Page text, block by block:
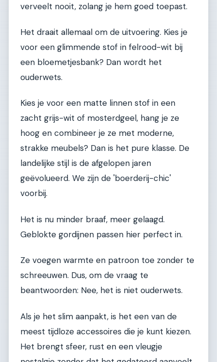
verveelt nooit, zolang je hem goed toepast.
Het draait allemaal om de uitvoering. Kies je
voor een glimmende stof in felrood-wit bij
een bloemetjesbank? Dan wordt het
ouderwets.
Kies je voor een matte linnen stof in een
zacht grijs-wit of mosterdgeel, hang je ze
hoog en combineer je ze met moderne,
strakke meubels? Dan is het pure klasse. De
landelijke stijl is de afgelopen jaren
geëvolueerd. We zijn de 'boerderij-chic'
voorbij.
Het is nu minder braaf, meer gelaagd.
Geblokte gordijnen passen hier perfect in.
Ze voegen warmte en patroon toe zonder te
schreeuwen. Dus, om de vraag te
beantwoorden: Nee, het is niet ouderwets.
Als je het slim aanpakt, is het een van de
meest tijdloze accessoires die je kunt kiezen.
Het brengt sfeer, rust en een vleugje